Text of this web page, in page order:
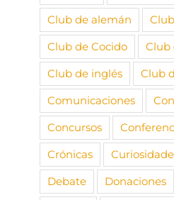
Club de alemán
Club de Cocido
Club
Club de inglés
Club
Comunicaciones
Concursos
Crónicas
Debate
Donaciones